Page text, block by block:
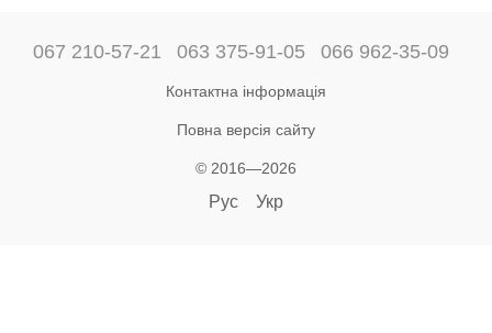
067 210-57-21 063 375-91-05 066 962-35-09
Контактна інформація
Повна версія сайту
© 2016—2026
Рус Укр